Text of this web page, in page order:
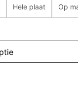
Hele plaat Op